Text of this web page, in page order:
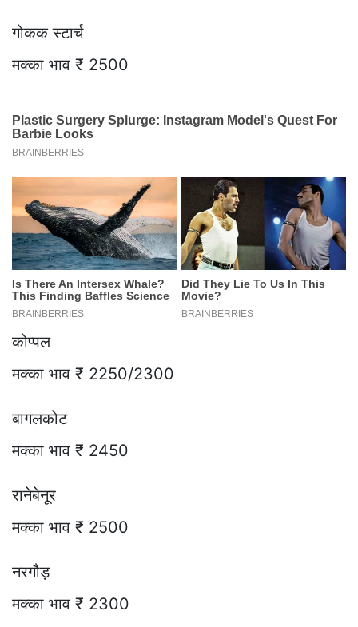
गोकक स्टार्च
मक्का भाव ₹ 2500
कोप्पल
मक्का भाव ₹ 2250/2300
बागलकोट
मक्का भाव ₹ 2450
रानेबेनूर
मक्का भाव ₹ 2500
नरगौड़
मक्का भाव ₹ 2300